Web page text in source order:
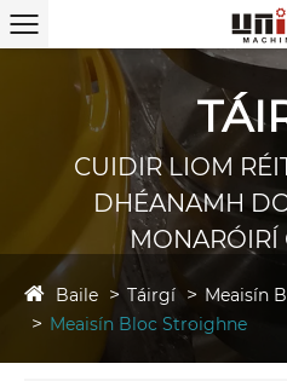
CUIDIR LIOM
DHÉANAMH
Baile Táirgí
Meaisín
Meaisín Bloc Stroighne